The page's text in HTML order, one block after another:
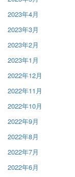
2023年4月
2023年3月
2023年2月
2023年1月
2022年12月
2022年11月
2022年10月
2022年9月
2022年8月
2022年7月
2022年6月